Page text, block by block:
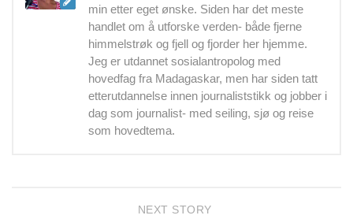
min etter eget ønske. Siden har det meste
handlet om å utforske verden- både fjerne
himmelstrøk og fjell og fjorder her hjemme.
Jeg er utdannet sosialantropolog med
hovedfag fra Madagaskar, men har siden tatt
etterutdannelse innen journaliststikk og jobber i
dag som journalist- med seiling, sjø og reise
som hovedtema.
NEXT STORY